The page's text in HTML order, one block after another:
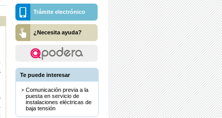
Trámite electrónico
¿Necesita ayuda?
Te puede interesar
Comunicación previa a la
puesta en servicio de
instalaciones eléctricas de
baja tensión